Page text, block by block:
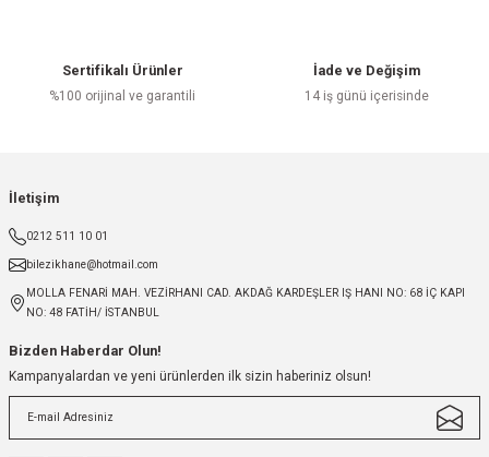
Sertifikalı Ürünler
%100 orijinal ve garantili
İade ve Değişim
14 iş günü içerisinde
İletişim
0212 511 10 01
bilezikhane@hotmail.com
MOLLA FENARİ MAH. VEZİRHANI CAD. AKDAĞ KARDEŞLER IŞ HANI NO: 68 İÇ KAPI
NO: 48 FATİH/ İSTANBUL
Bizden Haberdar Olun!
Kampanyalardan ve yeni ürünlerden ilk sizin haberiniz olsun!